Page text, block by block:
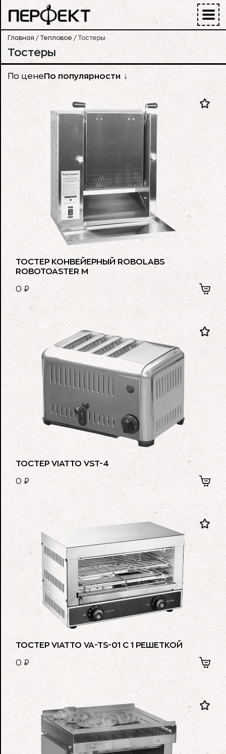
Главная / Тепловое / Тостеры
Тостеры
По цене По популярности
ТОСТЕР КОНВЕЙЕРНЫЙ ROBOLABS
ROBOTOASTER M
0 ₽
ТОСТЕР VIATTO VST-4
0 ₽
ТОСТЕР VIATTO VA-TS-01 С 1 РЕШЕТКОЙ
0 ₽